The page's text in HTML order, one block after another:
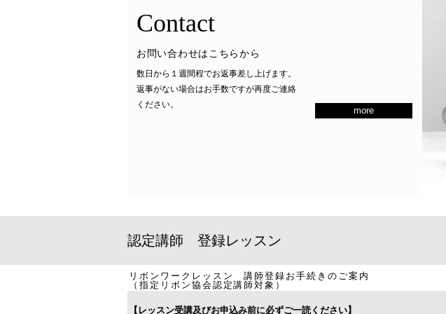
​Contact
​お問い合わせはこちらから
数日から１週間程でお返事差し上げます。
返事がない場合はお手数ですが再度ご連絡
ください​​。
more
​認定講師 登録レッスン
リボンワークレッスン 講師登録お手続きのご案内
（指定リボン協会認定講師対象）
​【レッスン受講及びお申込み前に必ずご一読ください】